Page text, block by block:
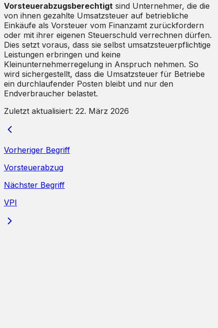
Vorsteuerabzugsberechtigt sind Unternehmer, die die
von ihnen gezahlte Umsatzsteuer auf betriebliche
Einkäufe als Vorsteuer vom Finanzamt zurückfordern
oder mit ihrer eigenen Steuerschuld verrechnen dürfen.
Dies setzt voraus, dass sie selbst umsatzsteuerpflichtige
Leistungen erbringen und keine
Kleinunternehmerregelung in Anspruch nehmen. So
wird sichergestellt, dass die Umsatzsteuer für Betriebe
ein durchlaufender Posten bleibt und nur den
Endverbraucher belastet.
Zuletzt aktualisiert: 22. März 2026
Vorheriger Begriff
Vorsteuerabzug
Nächster Begriff
VPI